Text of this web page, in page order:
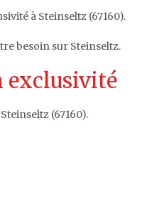
à Steinseltz (67160).
besoin sur Steinseltz.
exclusivité
(67160).